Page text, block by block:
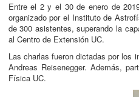
Entre el 2 y el 30 de enero de
organizado por el Instituto de
de 300 asistentes, superando la
al Centro de Extensión UC.
Las charlas fueron dictadas por los
Andreas Reisenegger. Además,
Física UC.